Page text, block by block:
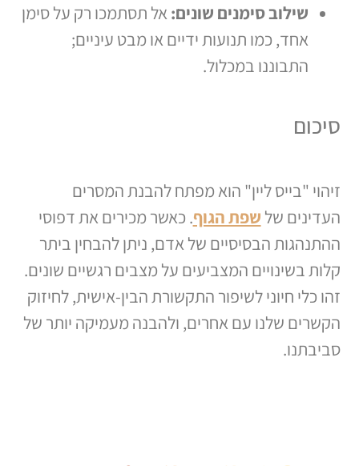
שילוב סימנים שונים:אל תסתמכו רק על סימן
אחד, כמו תנועות ידיים או מבט עיניים;
התבוננו במכלול.
סיכום
זיהוי "בייס ליין" הוא מפתח להבנת המסרים
העדינים של שפת הגוף. כאשר מכירים את דפוסי
ההתנהגות הבסיסיים של אדם, ניתן להבחין ביתר
קלות בשינויים המצביעים על מצבים רגשיים שונים.
זהו כלי חיוני לשיפור התקשורת הבין-אישית, לחיזוק
הקשרים שלנו עם אחרים, ולהבנה מעמיקה יותר של
סביבתנו.